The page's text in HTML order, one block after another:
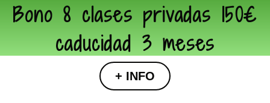
Bono 8 clases privadas 150€
caducidad 3 meses
+ INFO